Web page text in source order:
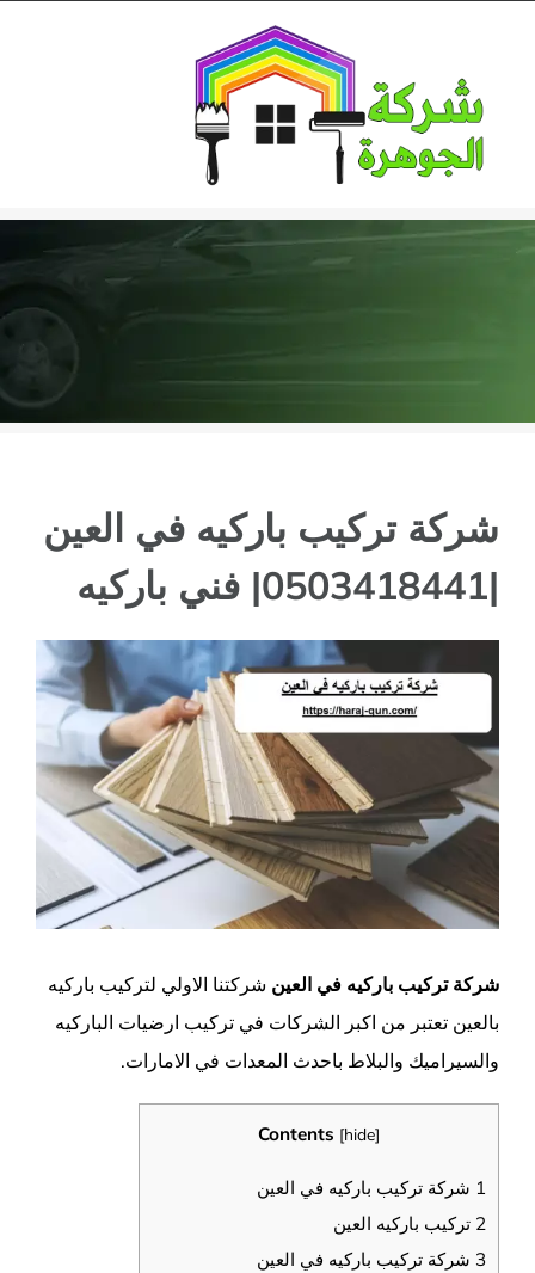
content
شركة تركيب باركيه في العين
|0503418441| فني باركيه
أكبر
شركة تركيب باركيه في العين شركتنا الاولي لتركيب باركيه
بالعين تعتبر من اكبر الشركات في تركيب ارضيات الباركيه
والسيراميك والبلاط باحدث المعدات في الامارات.
Contents [hide]
1 شركة تركيب باركيه في العين
2 تركيب باركيه العين
3 شركة تركيب باركيه في العين